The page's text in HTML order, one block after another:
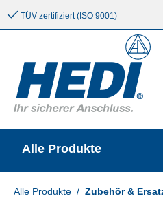
springen Zur
TÜV zertifiziert (ISO 9001)
Alle Produkte
Alle Produkte / Zubehör &